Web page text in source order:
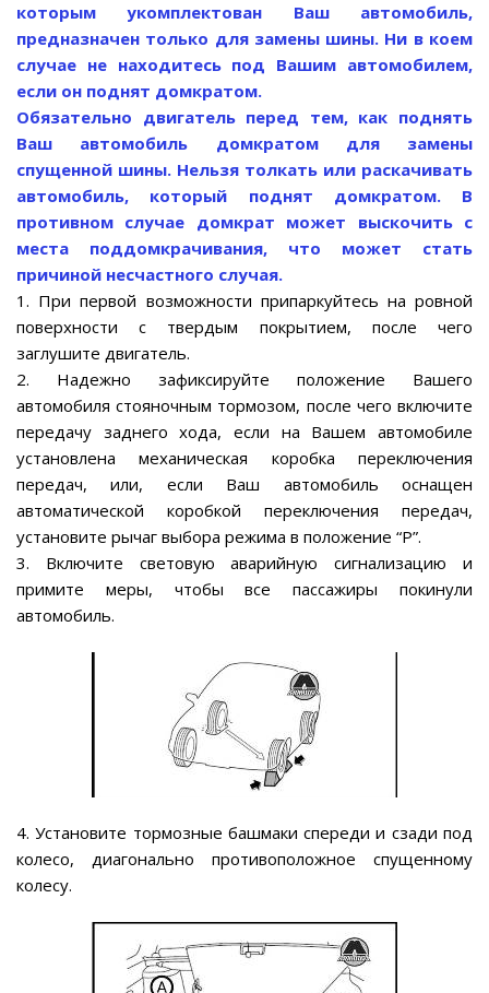
которым укомплектован Ваш автомобиль,
предназначен только для замены шины. Ни в коем
случае не находитесь под Вашим автомобилем,
если он поднят домкратом.
Обязательно двигатель перед тем, как поднять
Ваш автомобиль домкратом для замены
спущенной шины. Нельзя толкать или раскачивать
автомобиль, который поднят домкратом. В
противном случае домкрат может выскочить с
места поддомкрачивания, что может стать
причиной несчастного случая.
1. При первой возможности припаркуйтесь на ровной
поверхности с твердым покрытием, после чего
заглушите двигатель.
2. Надежно зафиксируйте положение Вашего
автомобиля стояночным тормозом, после чего включите
передачу заднего хода, если на Вашем автомобиле
установлена механическая коробка переключения
передач, или, если Ваш автомобиль оснащен
автоматической коробкой переключения передач,
установите рычаг выбора режима в положение “Р”.
3. Включите световую аварийную сигнализацию и
примите меры, чтобы все пассажиры покинули
автомобиль.
4. Установите тормозные башмаки спереди и сзади под
колесо, диагонально противоположное спущенному
колесу.